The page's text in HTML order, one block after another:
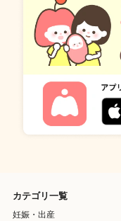
カテゴリ一覧
妊娠・出産